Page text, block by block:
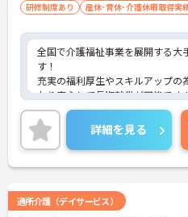
心感が得られます】
・勤務時間内で受講可能な資格取
されているため、働きながら着実
門性を磨けます。
・65歳の定年後も70歳まで勤務
設けられており、一つの職場で安
続けることが可能です。
研修制度あり
産休･育休･介護休暇取得実
全国で介護福祉事業を展開する大
す！
充実の福利厚生やスキルアップの
おり安心して長期就業が可能です
ご興味ある方には、面接のポイン
細をお話致しますのでお気軽にご
詳細を見る
通所介護（デイサービス）